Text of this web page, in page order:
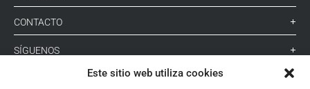
Este sitio web utiliza cookies
CONTACTO
SÍGUENOS